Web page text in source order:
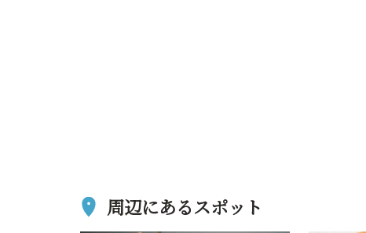
周辺にあるスポット